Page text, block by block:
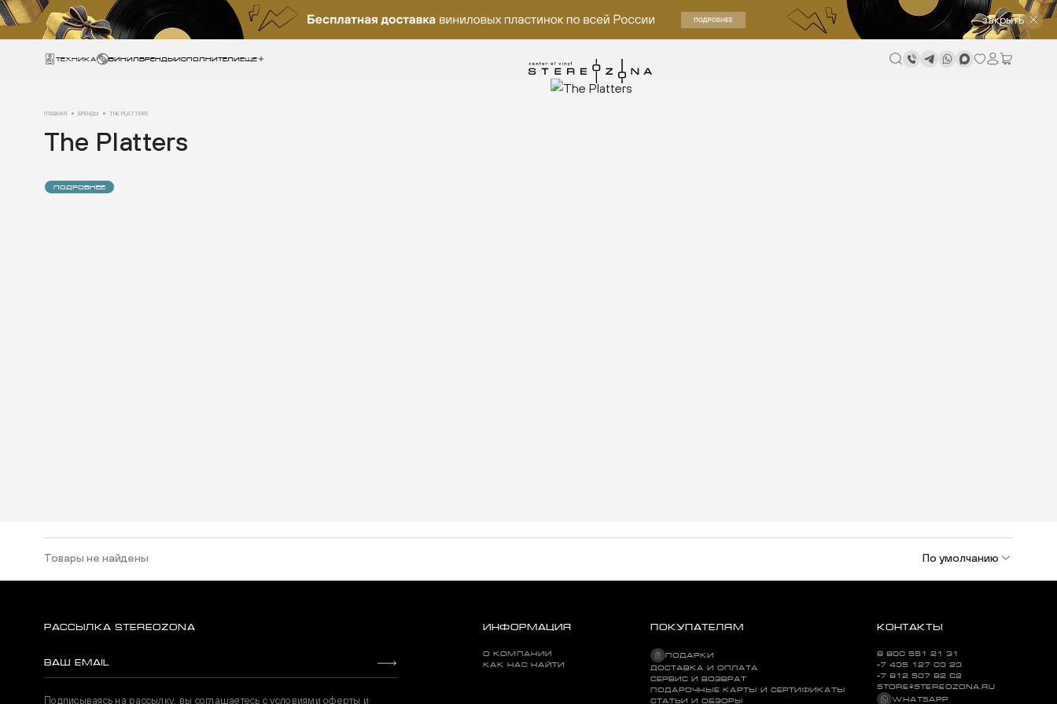
закрыть
Техника ВИНИЛБРЕНДЫИСПОЛНИТЕЛИЕще
ГЛАВНАЯ БРЕНДЫ THE PLATTERS
The Platters
ПОДРОБНЕЕ
Товары не найдены По умолчанию
РАССЫЛКА STEREOZONA
Подписываясь на рассылку, вы соглашаетесь с условиями оферты и
ИНФОРМАЦИЯ
О КОМПАНИИ
КАК НАС НАЙТИ
ПОКУПАТЕЛЯМ
ПОДАРКИ
ДОСТАВКА И ОПЛАТА
СЕРВИС И ВОЗВРАТ
ПОДАРОЧНЫЕ КАРТЫ И СЕРТИФИКАТЫ
СТАТЬИ И ОБЗОРЫ
КОНТАКТЫ
8 800 551 21 31
+7 495 127 09 29
+7 812 507 82 62
STORE@STEREOZONA.RU
WHATSAPP